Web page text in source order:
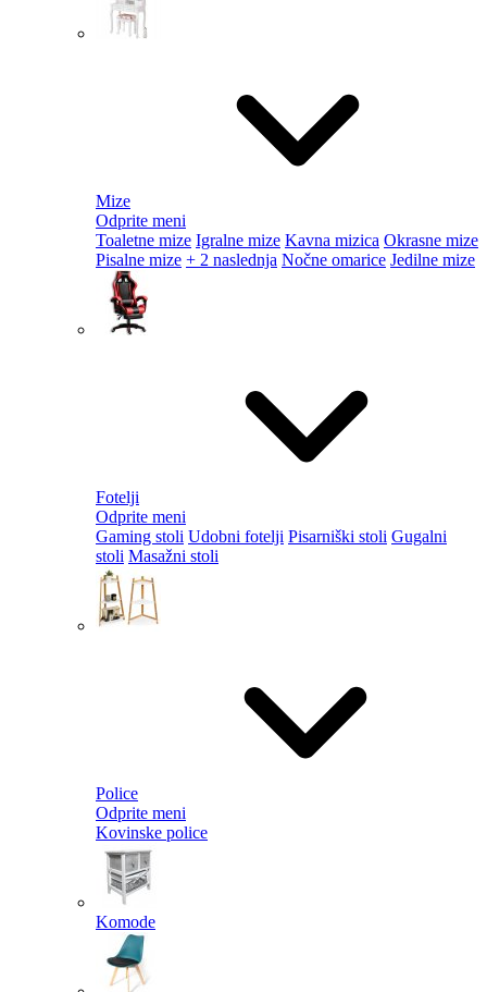
Mize
Odprite meni
Toaletne mize Igralne mize Kavna mizica Okrasne mize
Pisalne mize + 2 naslednja Nočne omarice Jedilne mize
Fotelji
Odprite meni
Gaming stoli Udobni fotelji Pisarniški stoli Gugalni
stoli Masažni stoli
Police
Odprite meni
Kovinske police
Komode